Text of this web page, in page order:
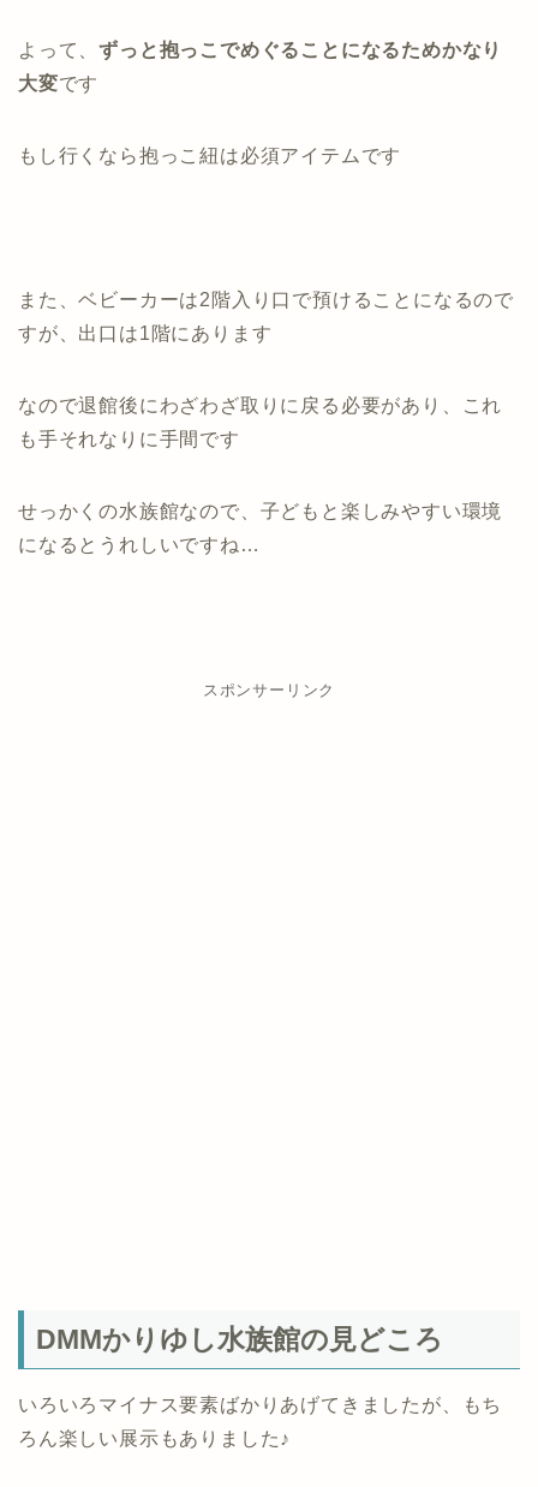
よって、ずっと抱っこでめぐることになるためかなり
大変です
もし行くなら抱っこ紐は必須アイテムです
また、ベビーカーは2階入り口で預けることになるので
すが、出口は1階にあります
なので退館後にわざわざ取りに戻る必要があり、これ
も手それなりに手間です
せっかくの水族館なので、子どもと楽しみやすい環境
になるとうれしいですね…
スポンサーリンク
DMMかりゆし水族館の見どころ
いろいろマイナス要素ばかりあげてきましたが、もち
ろん楽しい展示もありました♪